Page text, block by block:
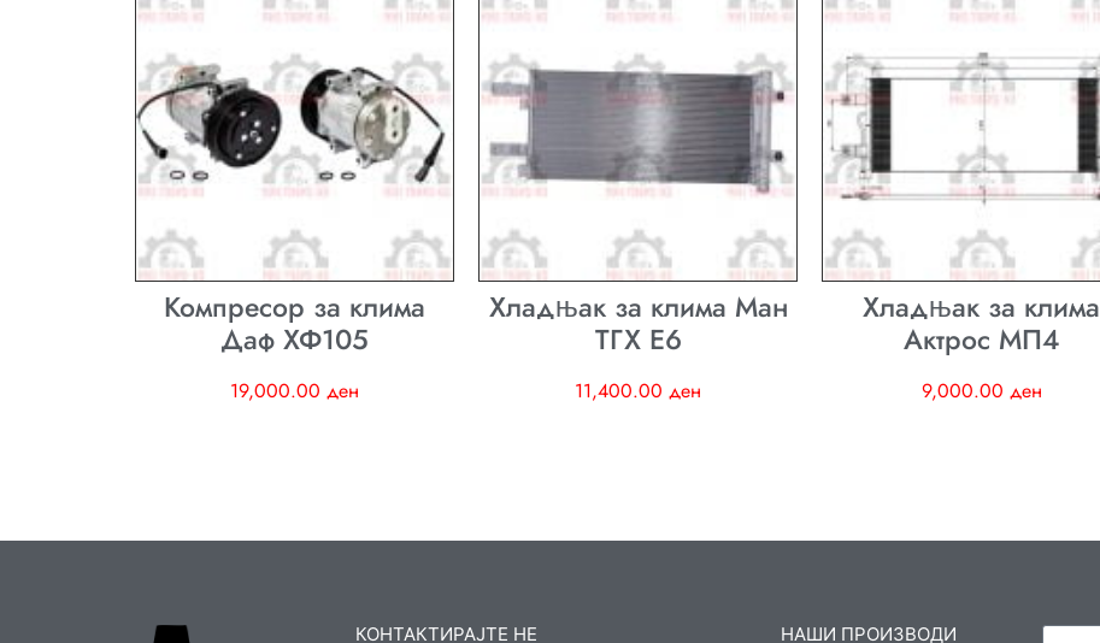
Компресор за клима
Даф ХФ105
19,000.00 ден
Хладњак за клима Ман
ТГХ E6
11,400.00 ден
Хладњак за клима
Актрос МП4
9,000.00 ден
КОНТАКТИРАЈТЕ НЕ НАШИ ПРОИЗВОДИ